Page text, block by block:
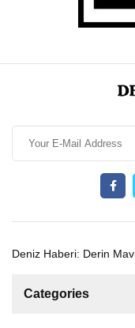
Deniz Haberi: Derin
Categories